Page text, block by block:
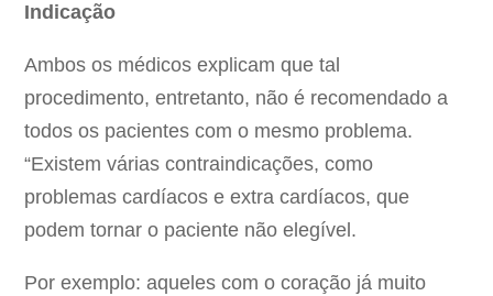
Indicação
Ambos os médicos explicam que tal
procedimento, entretanto, não é recomendado a
todos os pacientes com o mesmo problema.
“Existem várias contraindicações, como
problemas cardíacos e extra cardíacos, que
podem tornar o paciente não elegível.
Por exemplo: aqueles com o coração já muito